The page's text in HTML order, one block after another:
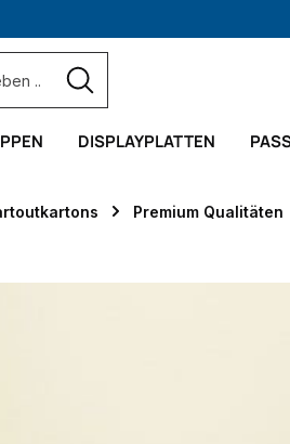
DISPLAYPLATTEN
Premium Qualitäten